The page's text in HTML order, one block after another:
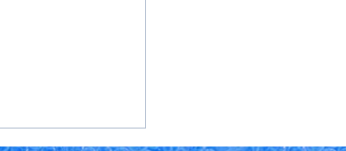
können die
oder